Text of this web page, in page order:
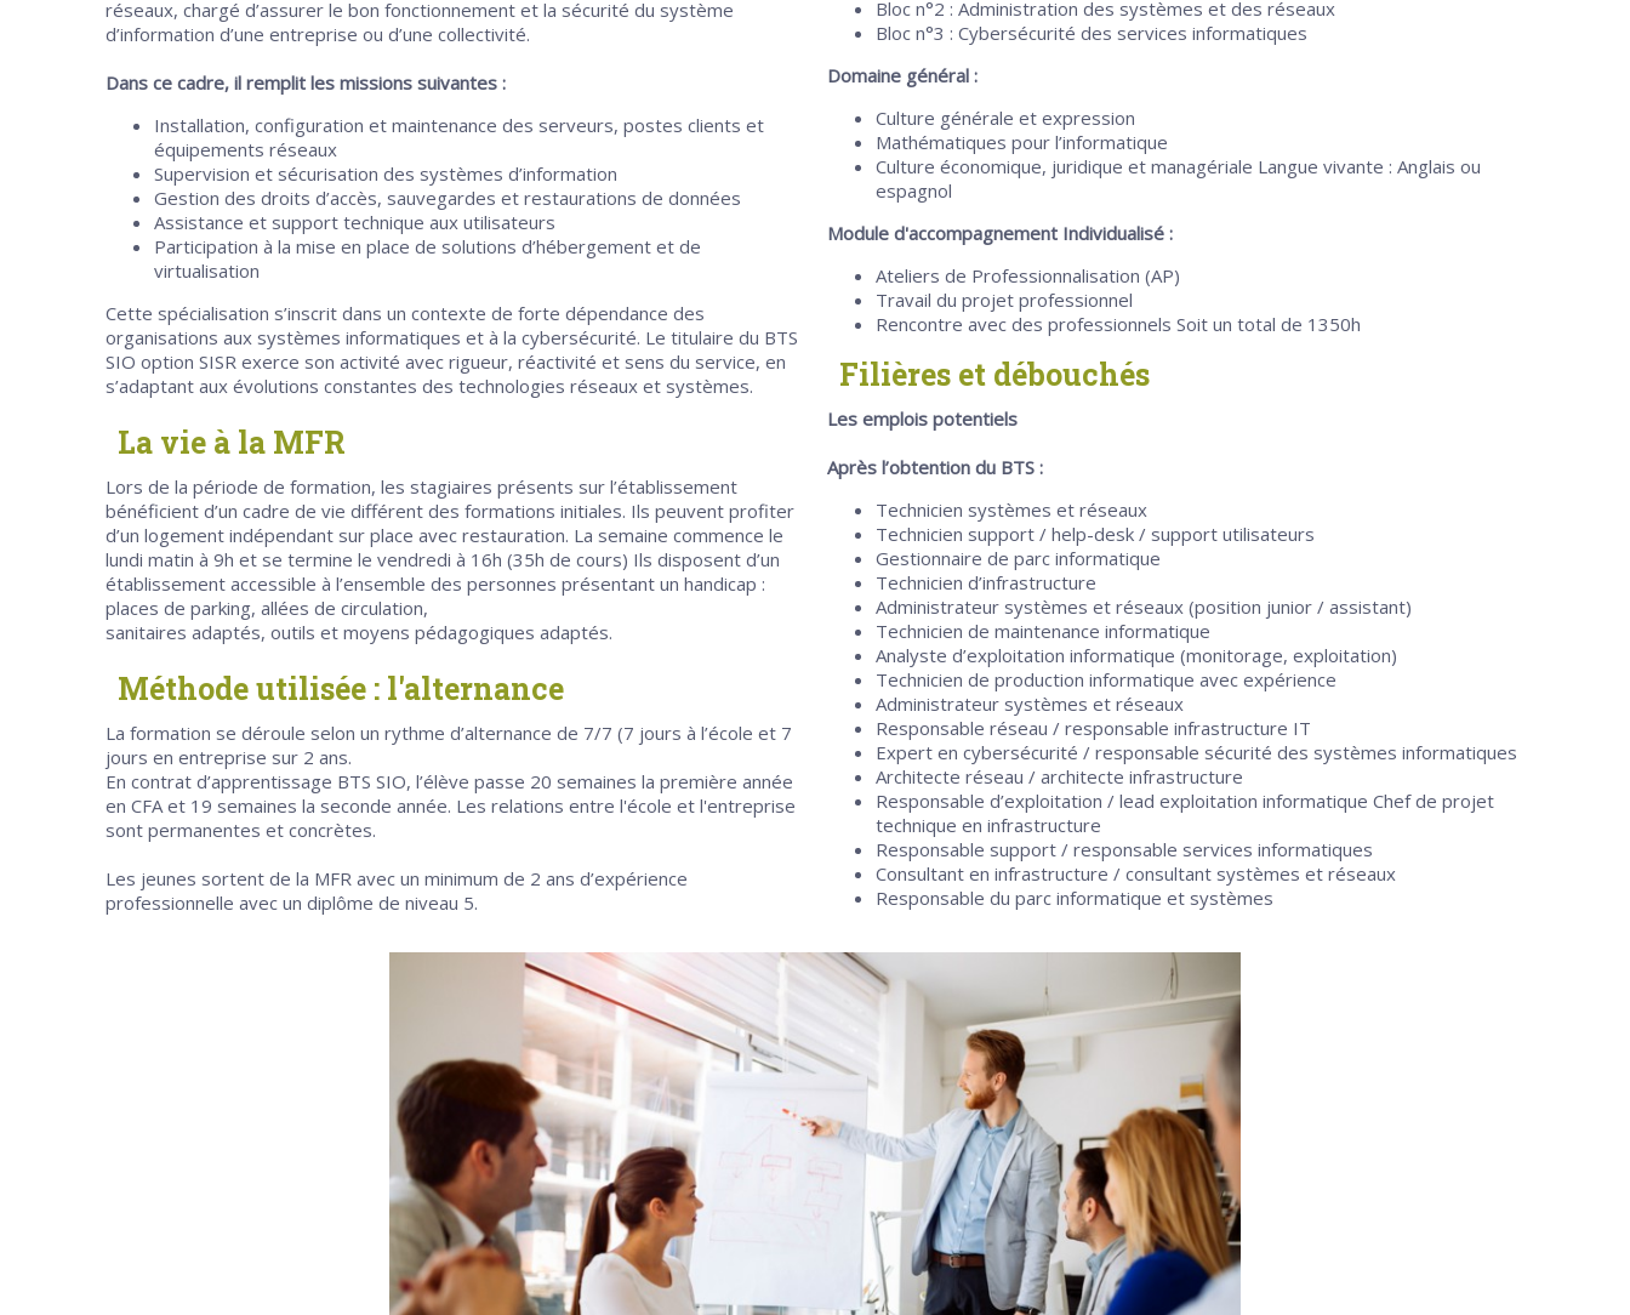
réseaux, chargé d’assurer le bon fonctionnement et la sécurité du système
d’information d’une entreprise ou d’une collectivité.
Dans ce cadre, il remplit les missions suivantes :
Installation, configuration et maintenance des serveurs, postes clients et
équipements réseaux
Supervision et sécurisation des systèmes d’information
Gestion des droits d’accès, sauvegardes et restaurations de données
Assistance et support technique aux utilisateurs
Participation à la mise en place de solutions d’hébergement et de
virtualisation
Cette spécialisation s’inscrit dans un contexte de forte dépendance des
organisations aux systèmes informatiques et à la cybersécurité. Le titulaire du BTS
SIO option SISR exerce son activité avec rigueur, réactivité et sens du service, en
s’adaptant aux évolutions constantes des technologies réseaux et systèmes.
La vie à la MFR
Lors de la période de formation, les stagiaires présents sur l’établissement
bénéficient d’un cadre de vie différent des formations initiales. Ils peuvent profiter
d’un logement indépendant sur place avec restauration. La semaine commence le
lundi matin à 9h et se termine le vendredi à 16h (35h de cours) Ils disposent d’un
établissement accessible à l’ensemble des personnes présentant un handicap :
places de parking, allées de circulation,
sanitaires adaptés, outils et moyens pédagogiques adaptés.
Méthode utilisée : l'alternance
La formation se déroule selon un rythme d’alternance de 7/7 (7 jours à l’école et 7
jours en entreprise sur 2 ans.
En contrat d’apprentissage BTS SIO, l’élève passe 20 semaines la première année
en CFA et 19 semaines la seconde année. Les relations entre l'école et l'entreprise
sont permanentes et concrètes.
Les jeunes sortent de la MFR avec un minimum de 2 ans d’expérience
professionnelle avec un diplôme de niveau 5.
Bloc n°2 : Administration des systèmes et des réseaux
Bloc n°3 : Cybersécurité des services informatiques
Domaine général :
Culture générale et expression
Mathématiques pour l’informatique
Culture économique, juridique et managériale Langue vivante : Anglais ou
espagnol
Module d'accompagnement Individualisé :
Ateliers de Professionnalisation (AP)
Travail du projet professionnel
Rencontre avec des professionnels Soit un total de 1350h
Filières et débouchés
Les emplois potentiels
Après l’obtention du BTS :
Technicien systèmes et réseaux
Technicien support / help-desk / support utilisateurs
Gestionnaire de parc informatique
Technicien d’infrastructure
Administrateur systèmes et réseaux (position junior / assistant)
Technicien de maintenance informatique
Analyste d’exploitation informatique (monitorage, exploitation)
Technicien de production informatique avec expérience
Administrateur systèmes et réseaux
Responsable réseau / responsable infrastructure IT
Expert en cybersécurité / responsable sécurité des systèmes informatiques
Architecte réseau / architecte infrastructure
Responsable d’exploitation / lead exploitation informatique Chef de projet
technique en infrastructure
Responsable support / responsable services informatiques
Consultant en infrastructure / consultant systèmes et réseaux
Responsable du parc informatique et systèmes